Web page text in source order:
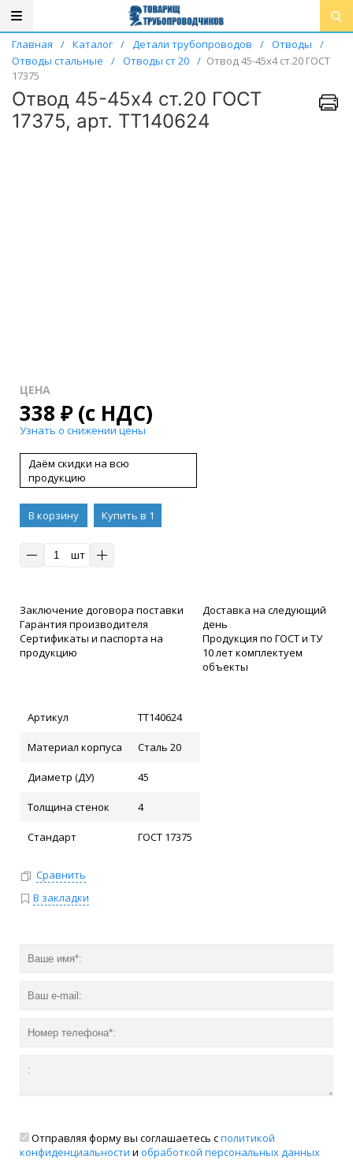
Главная / Каталог / Детали трубопроводов / Отводы
/
Отводы стальные
/ Отводы ст 20 / Отвод 45-45х4 ст.20 ГОСТ
17375
Отвод 45-45х4 ст.20 ГОСТ
17375, арт. ТТ140624
ЦЕНА
338 ₽(с НДС)
Узнать о снижении цены
Даём скидки на всю
продукцию
В корзину
Купить в 1
шт
Заключение договора поставки
Гарантия производителя
Сертификаты и паспорта на
продукцию
Доставка на следующий
день
Продукция по ГОСТ и ТУ
10 лет комплектуем
объекты
Артикул ТТ140624
Материал корпуса Сталь 20
Диаметр (ДУ) 45
Толщина стенок 4
Стандарт ГОСТ 17375
Сравнить
В закладки
Отправляя форму вы соглашаетесь сполитикой
конфиденциальности и обработкой персональных данных